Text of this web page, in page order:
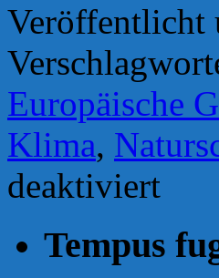
Veröffentlicht
Europäische
Klima,
deaktiviert
-
Tempus